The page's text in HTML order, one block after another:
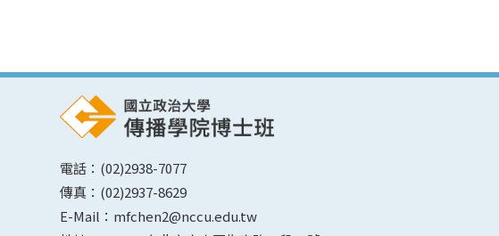
電話：(02)2938-7077
傳真：(02)2937-8629
E-Mail：mfchen2@nccu.edu.tw